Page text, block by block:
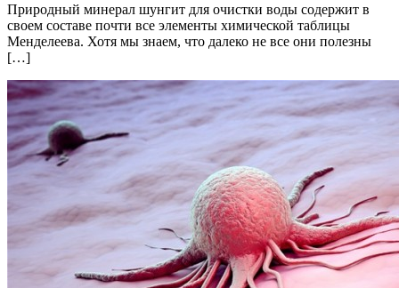
Природный минерал шунгит для очистки воды содержит в
своем составе почти все элементы химической таблицы
Менделеева. Хотя мы знаем, что далеко не все они полезны
[…]